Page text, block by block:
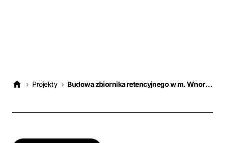
› Projekty › Budowa zbiornika retencyjnego w m. Wnory Wiechy", Gmina Kulesze Kościelne